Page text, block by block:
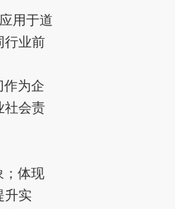
用于道
行业前
作为企
社会责
；体现
升实